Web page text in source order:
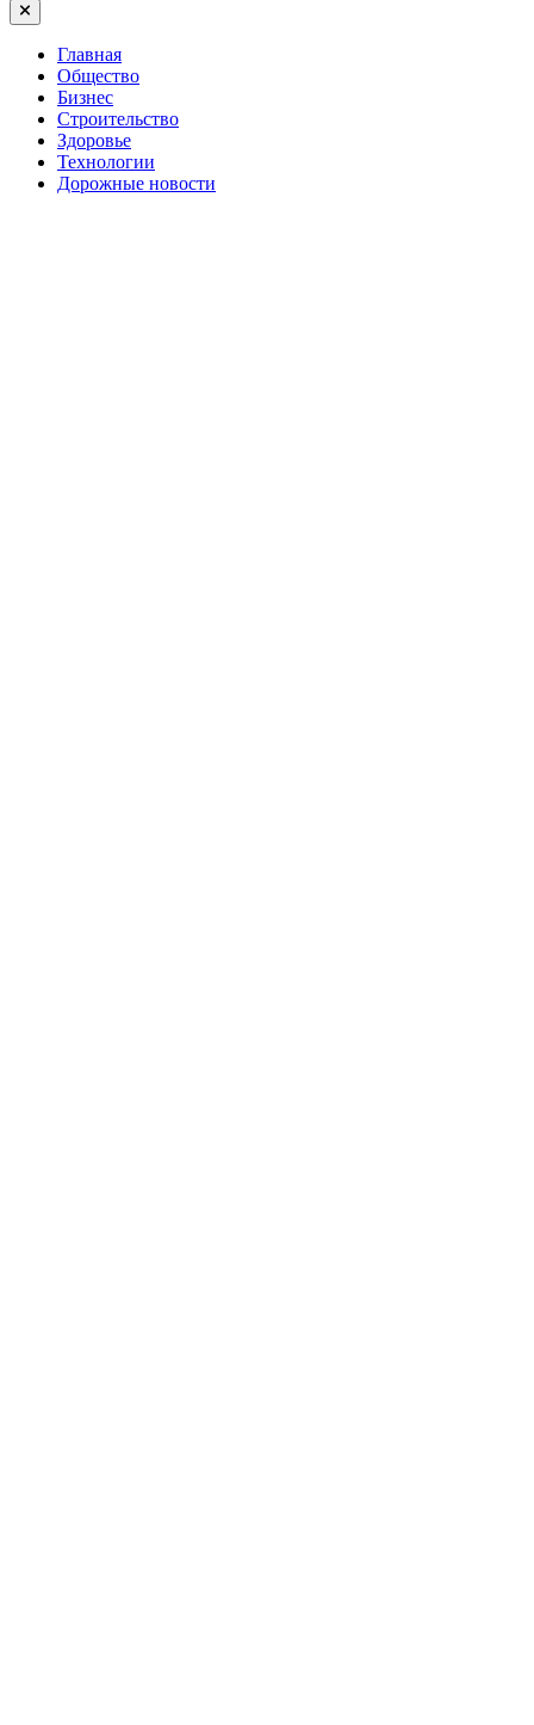
Close
Главная
Общество
Бизнес
Строительство
Здоровье
Технологии
Дорожные новости